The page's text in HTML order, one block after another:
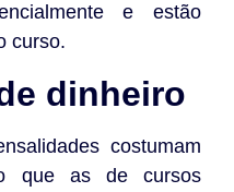
e estão
curso.
dinheiro
costumam
que as de cursos